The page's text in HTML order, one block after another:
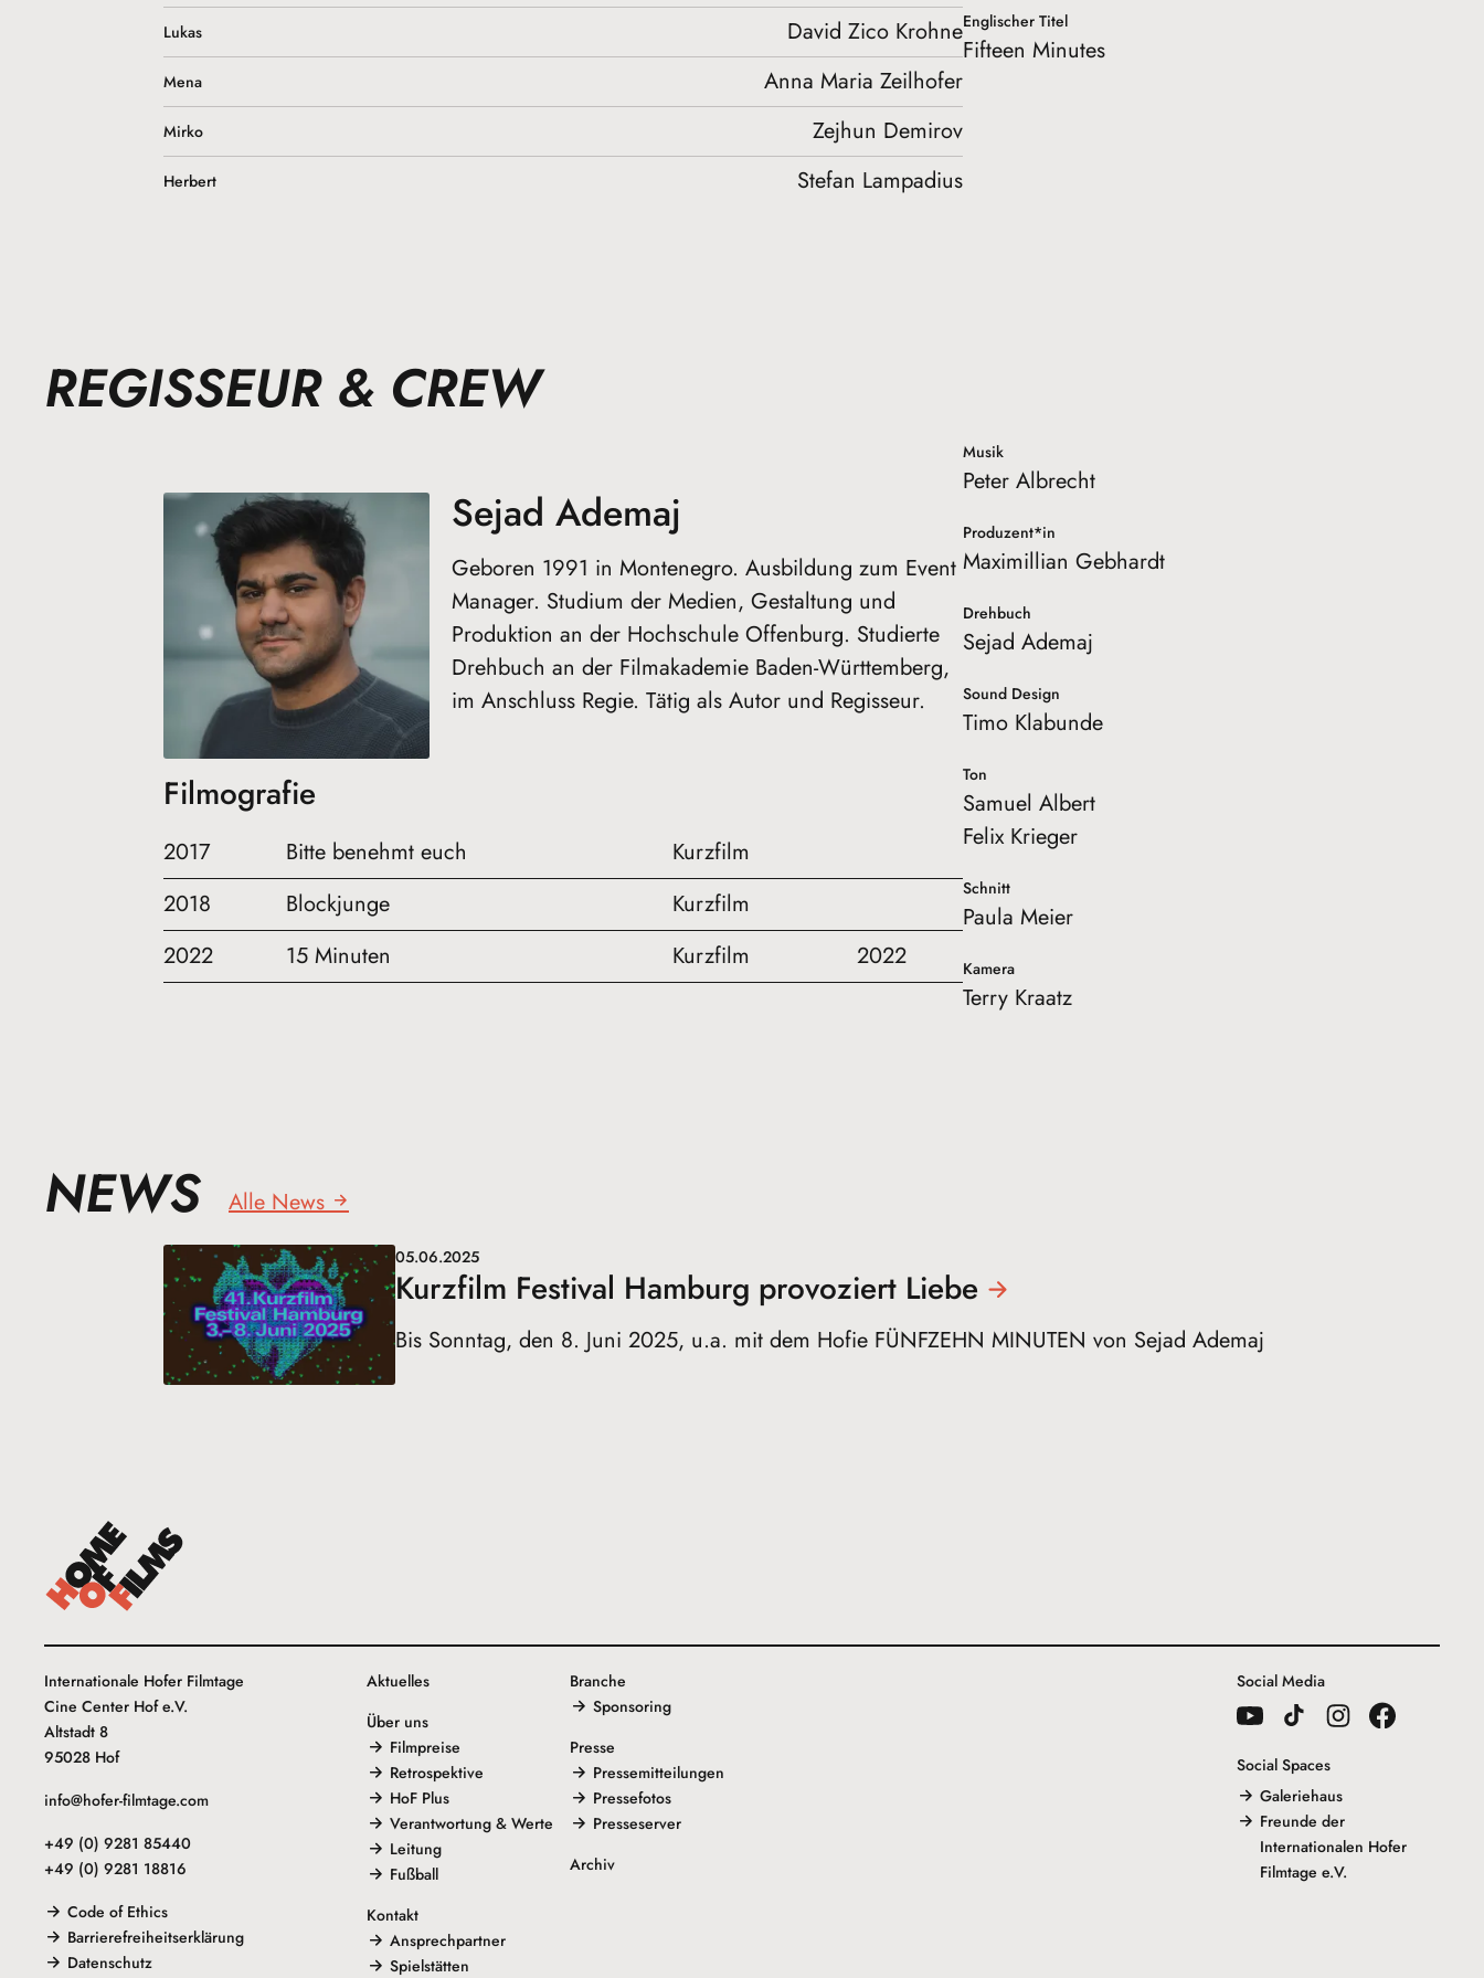
Lukas David Zico Krohne
Mena Anna Maria Zeilhofer
Mirko Zejhun Demirov
Herbert Stefan Lampadius
Englischer Titel
Fifteen Minutes
REGISSEUR & CREW
Sejad Ademaj
Geboren 1991 in Montenegro. Ausbildung zum Event
Manager. Studium der Medien, Gestaltung und
Produktion an der Hochschule Offenburg. Studierte
Drehbuch an der Filmakademie Baden-Württemberg,
im Anschluss Regie. Tätig als Autor und Regisseur.
Filmografie
2017 Bitte benehmt euch
Kurzfilm
2018
Blockjunge
Kurzfilm
2022
15 Minuten Kurzfilm 2022
Musik
Peter Albrecht
Produzent*in
Maximillian Gebhardt
Drehbuch
Sejad Ademaj
Sound Design
Timo Klabunde
Ton
Samuel Albert
Felix Krieger
Schnitt
Paula Meier
Kamera
Terry Kraatz
NEWS Alle News
05.06.2025
Kurzfilm Festival Hamburg provoziert Liebe
Bis Sonntag, den 8. Juni 2025, u.a. mit dem Hofie FÜNFZEHN MINUTEN von Sejad Ademaj
Internationale Hofer Filmtage
Cine Center Hof e.V.
Altstadt 8
95028 Hof
info@hofer-filmtage.com
+49 (0) 9281 85440
+49 (0) 9281 18816
Code of Ethics
Barrierefreiheitserklärung
Datenschutz
Aktuelles
Über uns
Filmpreise
Retrospektive
HoF Plus
Verantwortung & Werte
Leitung
Fußball
Kontakt
Ansprechpartner
Spielstätten
Branche
Sponsoring
Presse
Pressemitteilungen
Pressefotos
Presseserver
Archiv
Social Media
Social Spaces
Galeriehaus
Freunde der
Internationalen Hofer
Filmtage e.V.